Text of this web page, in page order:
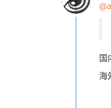
国
海